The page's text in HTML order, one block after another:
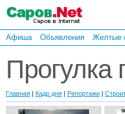
Афиша Объявления Желтые
Прогулка
Главная | Кадр дня | Репортажи |